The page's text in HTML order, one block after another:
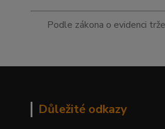
Podle zákona o evidenci
Důležité odkazy